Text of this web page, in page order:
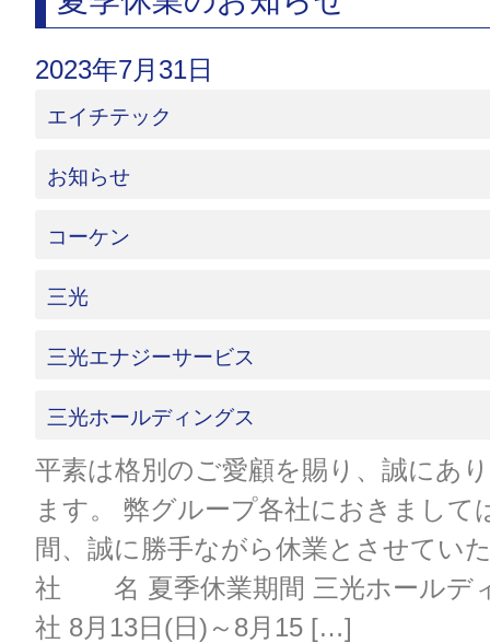
2023年7月31日
エイチテック
お知らせ
コーケン
三光
三光エナジーサービス
三光ホールディングス
平素は格別のご愛顧を賜り、誠にあ
ます。 弊グループ各社におきまして
間、誠に勝手ながら休業とさせてい
社 名 夏季休業期間 三光ホールデ
社 8月13日(日)～8月15 […]